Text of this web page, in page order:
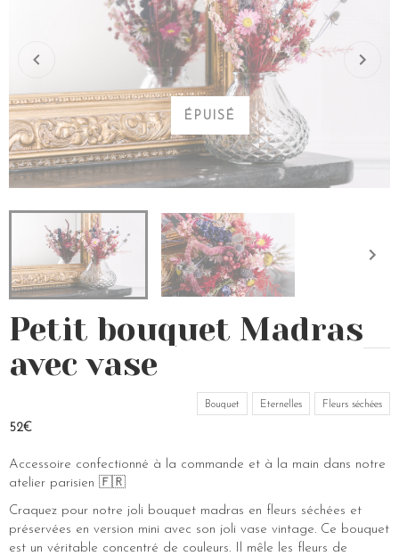
ÉPUISÉ
Petit bouquet Madras
avec vase
Bouquet Eternelles Fleurs séchées
52€
Accessoire confectionné à la commande et à la main dans notre
atelier parisien 🇫🇷
Craquez pour notre joli bouquet madras en fleurs séchées et
préservées en version mini avec son joli vase vintage. Ce bouquet
est un véritable concentré de couleurs. Il mêle les fleurs de